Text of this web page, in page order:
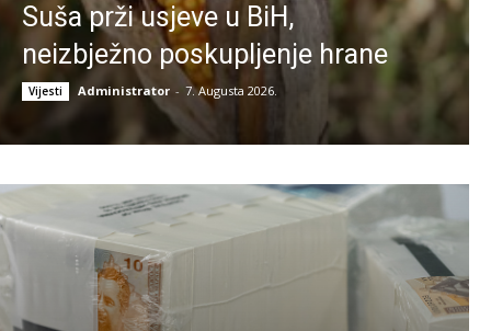
Suša prži usjeve u BiH,
neizbježno poskupljenje hrane
Vijesti Administrator - 7. Augusta 2026.